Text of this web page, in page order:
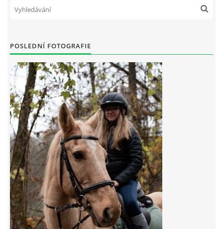
JARNÍ BRIGÁDA 20.5.2023
DNE 17.11.2023 KROUŽEK JEZDECTVÍ NENÍ
DĚKUJEME MĚSTU RYCHVALD ZA DOTACI V ROCE 2023
NABÍZÍME BRIGÁDU U NÁS VE STÁJI. PRO BLIŽŠÍ INFO
VOLEJTE 604265192
DĚKUJEME ZA PODPORU ČESKÉ UNIÍ SPORTU
JARNÍ BRIGÁDA 20.4 2024
POSLEDNÍ FOTOGRAFIE